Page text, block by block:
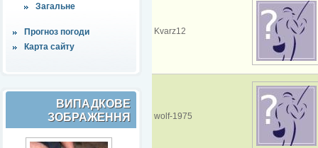
Загальне
Прогноз погоди
Карта сайту
ВИПАДКОВЕ
ЗОБРАЖЕННЯ
Kvarz12
wolf-1975